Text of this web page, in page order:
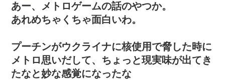
あー、メトロゲームの話のやつか。
あれめちゃくちゃ面白いわ。
プーチンがウクライナに核使用で脅した時に
メトロ思いだして、ちょっと現実味が出てき
たなと妙な感覚になったな